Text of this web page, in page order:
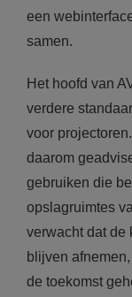
een
samen.
Het hoofd van
verdere
voor
daarom
gebruiken die
opslagruimtes
verwacht dat de
blijven
de toekomst